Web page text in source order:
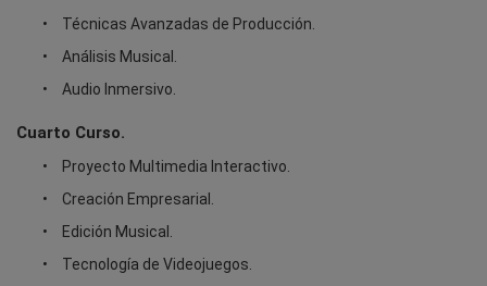
Técnicas Avanzadas de Producción.
Análisis Musical.
Audio Inmersivo.
Cuarto Curso.
Proyecto Multimedia Interactivo.
Creación Empresarial.
Edición Musical.
Tecnología de Videojuegos.